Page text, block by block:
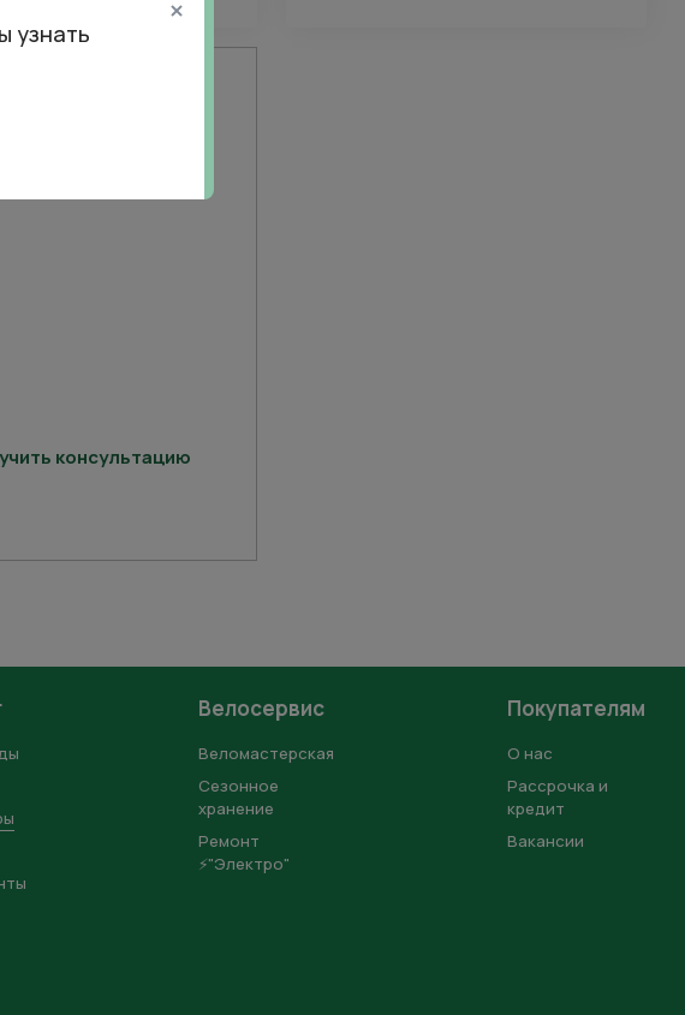
консультацию
Велосервис
Веломастерская
Сезонное
хранение
Ремонт
⚡"Электро"
Покупателям
О нас
Рассрочка и
кредит
Вакансии
узнать